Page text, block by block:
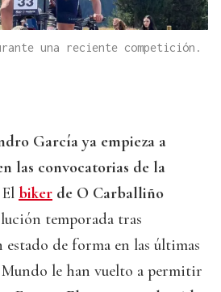
una reciente competición.
García ya empieza a
las convocatorias de la
biker de O Carballiño
temporada tras
estado de forma en las últimas
le han vuelto a permitir